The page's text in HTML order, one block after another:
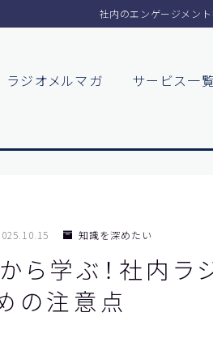
社内のエンゲージメン
ラジオメルマガ サービス一
知識を深めたい
ら学ぶ！社内ラ
の注意点